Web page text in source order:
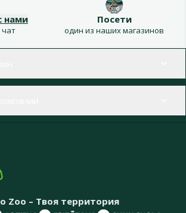
нами Посети
один из наших магазинов
Zoo – Твоя территория